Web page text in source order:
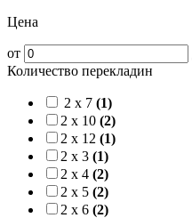
Цена
от
Количество перекладин
2 x 7 (1)
2 x 10 (2)
2 x 12 (1)
2 x 3 (1)
2 x 4 (2)
2 x 5 (2)
2 x 6 (2)